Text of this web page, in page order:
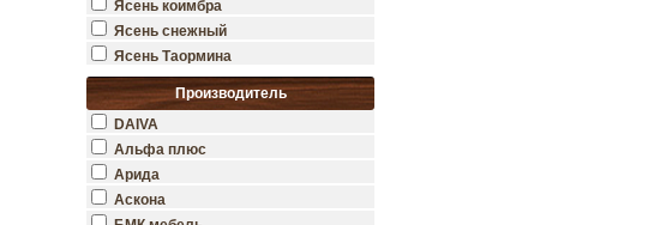
Ясень коимбра
Ясень снежный
Ясень Таормина
Производитель
DAIVA
Альфа плюс
Арида
Аскона